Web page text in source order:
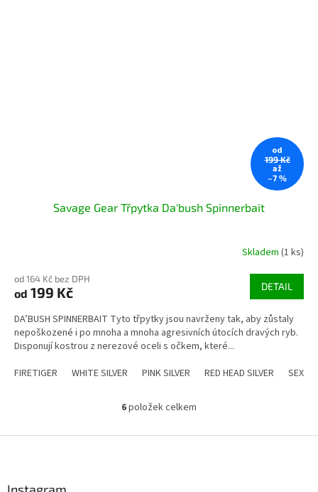
od
199 Kč
až
–7 %
Savage Gear Třpytka Da'bush Spinnerbait
Skladem (1 ks)
od 164 Kč bez DPH
od 199 Kč DETAIL
DA’BUSH SPINNERBAIT Tyto třpytky jsou navrženy tak, aby zůstaly
nepoškozené i po mnoha a mnoha agresivních útocích dravých ryb.
Disponují kostrou z nerezové oceli s očkem, které...
FIRETIGER
WHITE SILVER PINK SILVER RED HEAD SILVER SEXY
O
l
6položek celkem